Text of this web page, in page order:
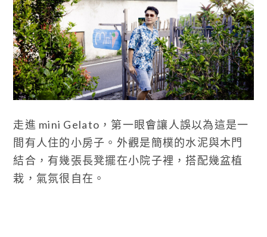
走進 mini Gelato，第一眼會讓人誤以為這是一
間有人住的小房子。外觀是簡樸的水泥與木門
結合，有幾張長凳擺在小院子裡，搭配幾盆植
栽，氣氛很自在。